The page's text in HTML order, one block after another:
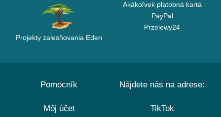
Projekty zalesňovania Eden
Akákoľvek platobná karta
PayPal
Przelewy24
Pomocník
Môj účet
Nájdete nás na adrese:
TikTok